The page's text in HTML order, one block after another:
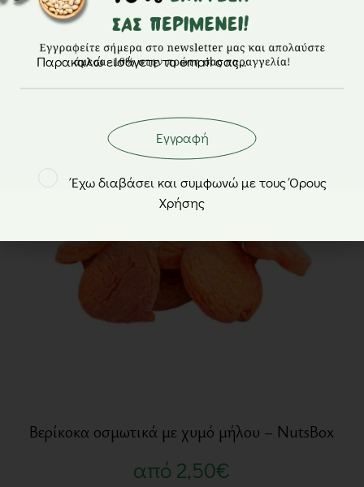
Τσιπς πράσινο μήλο – Γνήσιες Γεύσεις – 30gr
2,30€
Βερίκοκα οσμωτικά με χυμό μήλου – NutsBox
από 2,50€
Εγγραφή
Έχω διαβάσει και συμφωνώ με τους Όρους
Χρήσης